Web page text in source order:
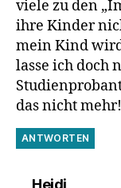
viele zu den
ihre Kinder
mein Kind
lasse ich doch
das nicht mehr!
ANTWORTEN
Heidisagt: